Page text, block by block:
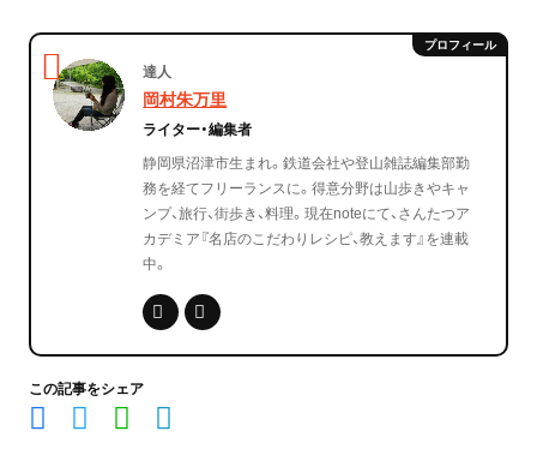
達人
岡村朱万里
ライター・編集者
静岡県沼津市生まれ。鉄道会社や登山雑誌編集部勤
務を経てフリーランスに。得意分野は山歩きやキャ
ンプ、旅行、街歩き、料理。現在noteにて、さんたつア
カデミア『名店のこだわりレシピ、教えます』を連載
中。
この記事をシェア